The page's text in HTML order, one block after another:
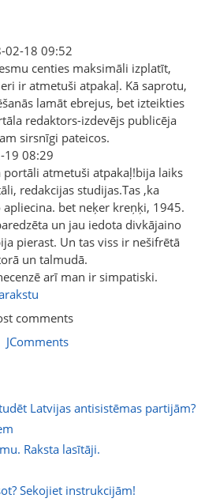
02-18 09:52
centies maksimāli izplatīt,
ir atmetuši atpakaļ. Kā saprotu,
lamāt ebrejus, bet izteikties
redaktors-izdevējs publicēja
sirsnīgi pateicos.
19 08:29
atmetuši atpakaļ!bija laiks
redakcijas studijas.Tas ,ka
bet neķer kreņķi, 1945.
un jau iedota divkājaino
pierast. Un tas viss ir nešifrētā
un talmudā.
arī man ir simpatiski.
comments
JComments
Latvijas antisistēmas partijām?
Raksta lasītāji.
Sekojiet instrukcijām!